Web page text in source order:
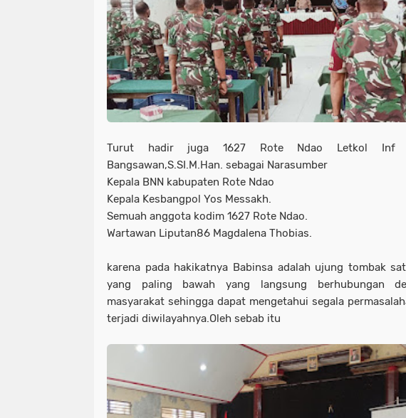
Turut hadir juga 1627 Rote Ndao Letkol Inf
Bangsawan,S.SI.M.Han. sebagai Narasumber
Kepala BNN kabupaten Rote Ndao
Kepala Kesbangpol Yos Messakh.
Semuah anggota kodim 1627 Rote Ndao.
Wartawan Liputan86 Magdalena Thobias.
karena pada hakikatnya Babinsa adalah ujung tombak
yang paling bawah yang langsung berhubungan
masyarakat sehingga dapat mengetahui segala
terjadi diwilayahnya.Oleh sebab itu